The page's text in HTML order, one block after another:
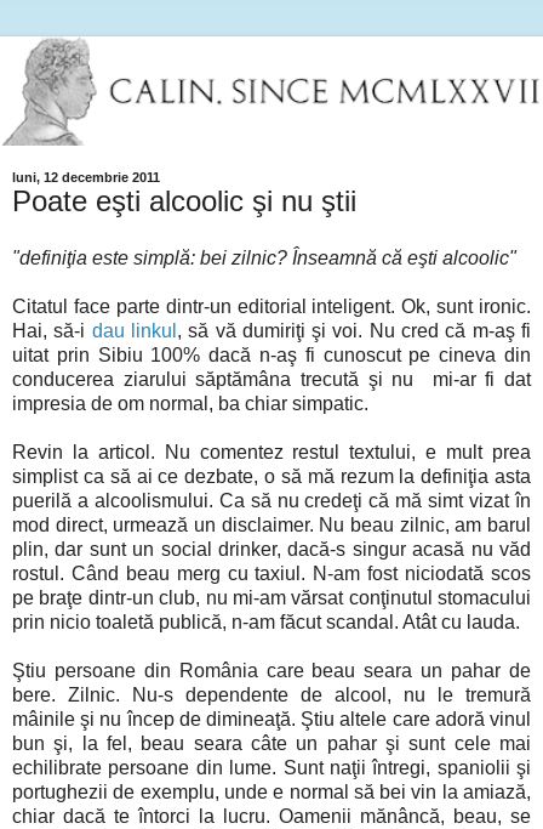
luni, 12 decembrie 2011
Poate eşti alcoolic şi nu ştii
"definiţia este simplă: bei zilnic? Înseamnă că eşti alcoolic"
Citatul face parte dintr-un editorial inteligent. Ok, sunt ironic.
Hai, să-i dau linkul , să vă dumiriţi şi voi. Nu cred că m-aş fi
uitat prin Sibiu 100% dacă n-aş fi cunoscut pe cineva din
conducerea ziarului săptămâna trecută şi nu mi-ar fi dat
impresia de om normal, ba chiar simpatic.
Revin la articol. Nu comentez restul textului, e mult prea
simplist ca să ai ce dezbate, o să mă rezum la definiţia asta
puerilă a alcoolismului. Ca să nu credeţi că mă simt vizat în
mod direct, urmează un disclaimer. Nu beau zilnic, am barul
plin, dar sunt un social drinker, dacă-s singur acasă nu văd
rostul. Când beau merg cu taxiul. N-am fost niciodată scos
pe braţe dintr-un club, nu mi-am vărsat conţinutul stomacului
prin nicio toaletă publică, n-am făcut scandal. Atât cu lauda.
Ştiu persoane din România care beau seara un pahar de
bere. Zilnic. Nu-s dependente de alcool, nu le tremură
mâinile şi nu încep de dimineaţă. Ştiu altele care adoră vinul
bun şi, la fel, beau seara câte un pahar şi sunt cele mai
echilibrate persoane din lume. Sunt naţii întregi, spaniolii şi
portughezii de exemplu, unde e normal să bei vin la amiază,
chiar dacă te întorci la lucru. Oamenii mănâncă, beau, se